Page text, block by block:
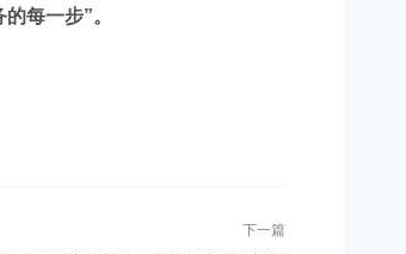
每一步”。
下一篇